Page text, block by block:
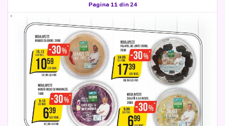
Pagina 11 din 24